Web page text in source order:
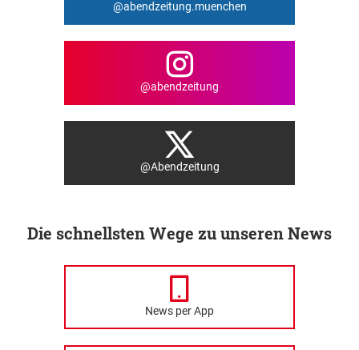
@abendzeitung.muenchen
@abendzeitung
@Abendzeitung
Die schnellsten Wege zu unseren News
News per App